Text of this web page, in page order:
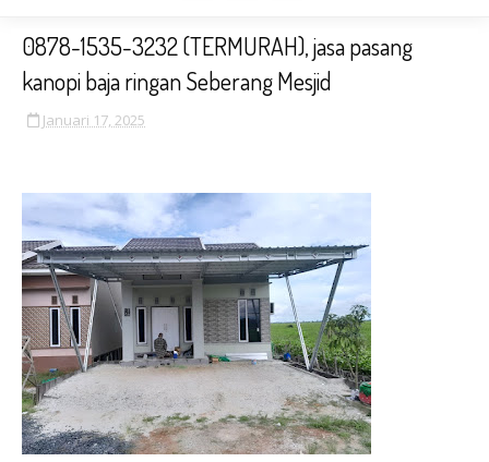
0878-1535-3232 (TERMURAH), jasa pasang
kanopi baja ringan Seberang Mesjid
Januari 17, 2025